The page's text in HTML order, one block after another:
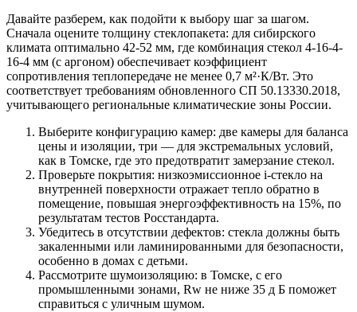
Давайте разберем, как подойти к выбору шаг за шагом.
Сначала оцените толщину стеклопакета: для сибирского
климата оптимально 42-52 мм, где комбинация стекол 4-16-4-
16-4 мм (с аргоном) обеспечивает коэффициент
сопротивления теплопередаче не менее 0,7 м²·К/Вт. Это
соответствует требованиям обновленного СП 50.13330.2018,
учитывающего региональные климатические зоны России.
Выберите конфигурацию камер: две камеры для баланса
цены и изоляции, три — для экстремальных условий,
как в Томске, где это предотвратит замерзание стекол.
Проверьте покрытия: низкоэмиссионное i-стекло на
внутренней поверхности отражает тепло обратно в
помещение, повышая энергоэффективность на 15%, по
результатам тестов Росстандарта.
Убедитесь в отсутствии дефектов: стекла должны быть
закаленными или ламинированными для безопасности,
особенно в домах с детьми.
Рассмотрите шумоизоляцию: в Томске, с его
промышленными зонами, Rw не ниже 35 д Б поможет
справиться с уличным шумом.